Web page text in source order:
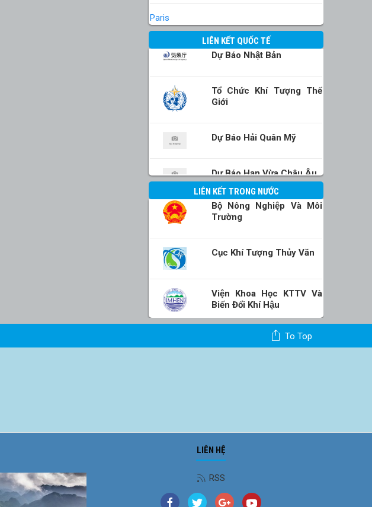
Paris
LIÊN KẾT QUỐC TẾ
Dự Báo Nhật Bản
Tổ Chức Khí Tượng Thế
Giới
Dự Báo Hải Quân Mỹ
Dự Báo Hạn Vừa Châu Âu
LIÊN KẾT TRONG NƯỚC
Bộ Nông Nghiệp Và Môi
Trường
Cục Khí Tượng Thủy Văn
Viện Khoa Học KTTV Và
Biến Đổi Khí Hậu
To Top
LIÊN HỆ
RSS